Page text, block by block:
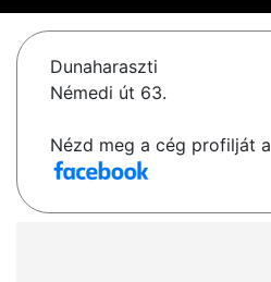
Dunaharaszti
Némedi út 63.
Nézd meg a cég profilját a